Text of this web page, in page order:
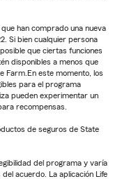
han comprado una nueva
Si bien cualquier persona
que ciertas funciones
disponibles a menos que
Farm.En este momento, los
para el programa
pueden experimentar un
recompensas.
de seguros de State
del programa y varía
acuerdo. La aplicación Life